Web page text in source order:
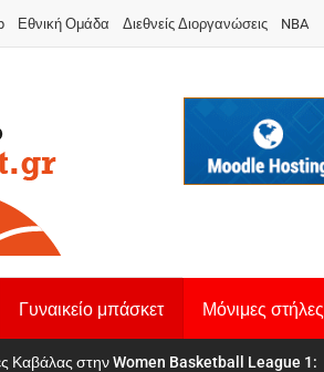
Εθνική Ομάδα Διεθνείς Διοργανώσεις NBA
Γυναικείο μπάσκετ Μόνιμες στήλες
στην Women Basketball League 1
τα Γιάννενα η Εθνική Γυναικών